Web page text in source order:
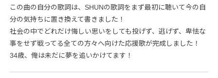
この曲の自分の歌詞は、SHUNの歌詞をまず最初に聴いて今の自
分の気持ちに置き換えて書きました！
社会の中でどれだけ悔しい思いをしても投げず、逃げず、卑怯な
事をせず戦ってる全ての方々へ向けた応援歌が完成しました！
34歳、俺は未だに夢を追いかけてます！